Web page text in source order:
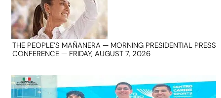
THE PEOPLE’S MAÑANERA — MORNING PRESIDENTIAL PRESS
CONFERENCE — FRIDAY, AUGUST 7, 2026